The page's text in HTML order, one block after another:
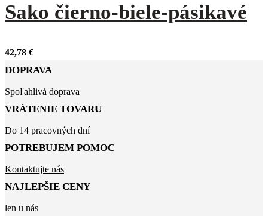
Sako čierno-biele-pásikavé
42,78 €
DOPRAVA
Spoľahlivá doprava
VRÁTENIE TOVARU
Do 14 pracovných dní
POTREBUJEM POMOC
Kontaktujte nás
NAJLEPŠIE CENY
len u nás